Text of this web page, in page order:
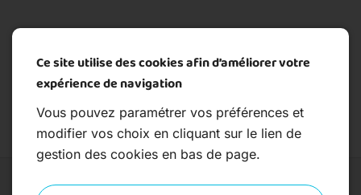
Ce site utilise des cookies afin d’améliorer votre
expérience de navigation
Vous pouvez paramétrer vos préférences et
modifier vos choix en cliquant sur le lien de
gestion des cookies en bas de page.